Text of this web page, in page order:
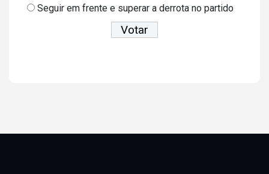
Seguir em frente e superar a derrota no partido